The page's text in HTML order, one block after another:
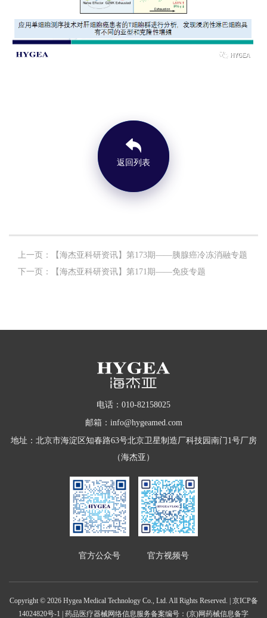
返回列表
上一页：【海杰亚科研资讯】第173期——胰腺癌冷冻消融专题
下一页：【海杰亚科研资讯】第171期——免疫专题
电话：010-82158025
邮箱：info@hygeamed.com
地址：北京市海淀区知春路63号北京卫星制造厂科技园南门1号厂房
（海杰亚）
官方公众号 官方视频号
Copyright © 2026 Hygea Medical Technology Co., Ltd. All Rights Reserved. | 京ICP备
14024820号-1 | 药品医疗器械网络信息服务备案编号：(京)网药械信息备字